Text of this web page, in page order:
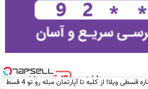
اجاره‌ قسطی ویلا! از کلبه تا آپارتمان مبله رو تو 4 قسط